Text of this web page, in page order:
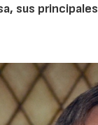
sus